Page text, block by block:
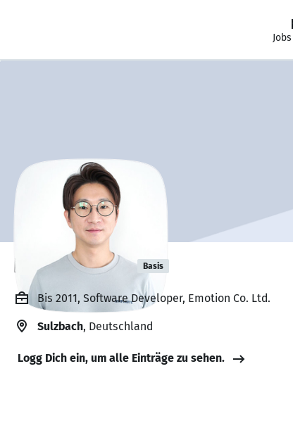
hyunwoo cho Basis
Bis 2011, Software Developer, Emotion Co. Ltd.
Sulzbach, Deutschland
Logg Dich ein, um alle Einträge zu sehen.